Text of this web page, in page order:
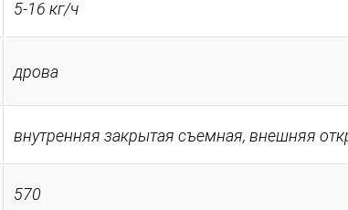
5-16 кг/ч
дрова
внутренняя закрытая съемная, внешняя
570